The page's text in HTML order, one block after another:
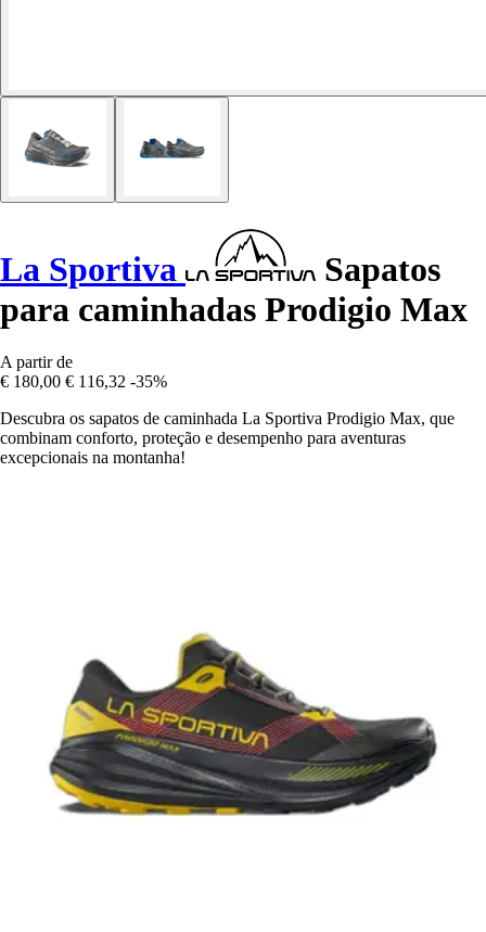
La Sportiva
Sapatos
para caminhadas Prodigio Max
A partir de
€ 180,00 € 116,32 -35%
Descubra os sapatos de caminhada La Sportiva Prodigio Max, que
combinam conforto, proteção e desempenho para aventuras
excepcionais na montanha!